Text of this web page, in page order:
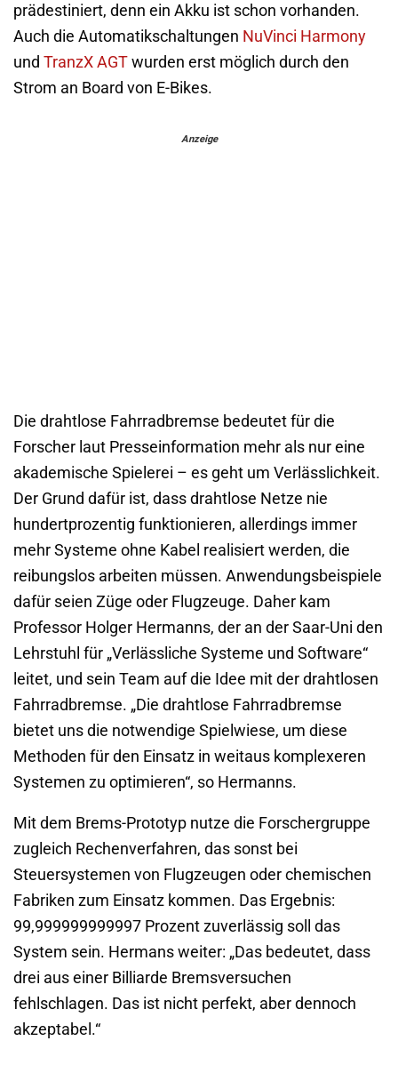
prädestiniert, denn ein Akku ist schon vorhanden.
Auch die Automatikschaltungen NuVinci Harmony
und TranzX AGT wurden erst möglich durch den
Strom an Board von E-Bikes.
Anzeige
Die drahtlose Fahrradbremse bedeutet für die
Forscher laut Presseinformation mehr als nur eine
akademische Spielerei – es geht um Verlässlichkeit.
Der Grund dafür ist, dass drahtlose Netze nie
hundertprozentig funktionieren, allerdings immer
mehr Systeme ohne Kabel realisiert werden, die
reibungslos arbeiten müssen. Anwendungsbeispiele
dafür seien Züge oder Flugzeuge. Daher kam
Professor Holger Hermanns, der an der Saar-Uni den
Lehrstuhl für „Verlässliche Systeme und Software“
leitet, und sein Team auf die Idee mit der drahtlosen
Fahrradbremse. „Die drahtlose Fahrradbremse
bietet uns die notwendige Spielwiese, um diese
Methoden für den Einsatz in weitaus komplexeren
Systemen zu optimieren“, so Hermanns.
Mit dem Brems-Prototyp nutze die Forschergruppe
zugleich Rechenverfahren, das sonst bei
Steuersystemen von Flugzeugen oder chemischen
Fabriken zum Einsatz kommen. Das Ergebnis:
99,999999999997 Prozent zuverlässig soll das
System sein. Hermans weiter: „Das bedeutet, dass
drei aus einer Billiarde Bremsversuchen
fehlschlagen. Das ist nicht perfekt, aber dennoch
akzeptabel.“